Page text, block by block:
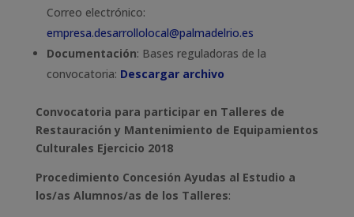
Correo electrónico:
empresa.desarrollolocal@palmadelrio.es
Documentación: Bases reguladoras de la
convocatoria: Descargar archivo
Convocatoria para participar en Talleres de
Restauración y Mantenimiento de Equipamientos
Culturales Ejercicio 2018
Procedimiento Concesión Ayudas al Estudio a
los/as Alumnos/as de los Talleres: